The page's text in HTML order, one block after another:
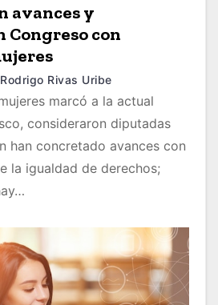
avances y
Congreso con
Rodrigo Rivas Uribe
marcó a la actual
consideraron diputadas
han concretado avances con
la igualdad de derechos;